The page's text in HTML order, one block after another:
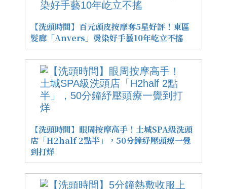
【洗頭時間】百元頭皮按摩奪5星好評！東區
髮廊「Anvers」燙染好手藝10年屹立不搖
【洗頭時間】眼周按摩高手！土城SPA級洗頭
店「H2half 2點半」，50分鐘紓壓頭療一覺
到打烊